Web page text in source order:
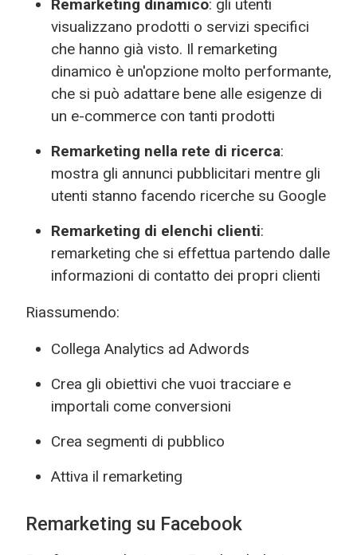
Remarketing dinamico: gli utenti
visualizzano prodotti o servizi specifici
che hanno già visto. Il remarketing
dinamico è un'opzione molto performante,
che si può adattare bene alle esigenze di
un e-commerce con tanti prodotti
Remarketing nella rete di ricerca:
mostra gli annunci pubblicitari mentre gli
utenti stanno facendo ricerche su Google
Remarketing di elenchi clienti:
remarketing che si effettua partendo dalle
informazioni di contatto dei propri clienti
Riassumendo:
Collega Analytics ad Adwords
Crea gli obiettivi che vuoi tracciare e
importali come conversioni
Crea segmenti di pubblico
Attiva il remarketing
Remarketing su Facebook